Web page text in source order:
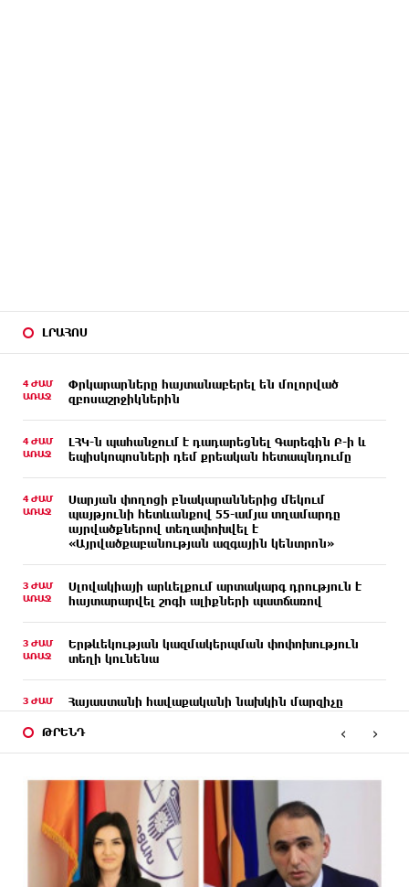
ԼՐԱՀՈՍ
4 ԺԱՄ
ԱՌԱՋ
Փրկարարները հայտանաբերել են մոլորված
զբոսաշրջիկներին
4 ԺԱՄ
ԱՌԱՋ
ԼՀԿ-ն պահանջում է դադարեցնել Գարեգին Բ-ի և
եպիսկոպոսների դեմ քրեական հետապնդումը
4 ԺԱՄ
ԱՌԱՋ
Սարյան փողոցի բնակարաններից մեկում
պայթյունի հետևանքով 55-ամյա տղամարդը
այրվածքներով տեղափոխվել է
«Այրվածքաբանության ազգային կենտրոն»
3 ԺԱՄ
ԱՌԱՋ
Սլովակիայի արևելքում արտակարգ դրություն է
հայտարարվել շոգի ալիքների պատճառով
3 ԺԱՄ
ԱՌԱՋ
Երթևեկության կազմակերպման փոփոխություն
տեղի կունենա
3 ԺԱՄ
ԱՌԱՋ
Հայաստանի հավաքականի նախկին մարզիչը
ԱՌԱՋ
Թրամփը ասել է, որ հանրապետականները կարող
են պարտվել Կոնգրեսի միջանկյալ
ընտրություններում
ԹՐԵՆԴ ‹ ›